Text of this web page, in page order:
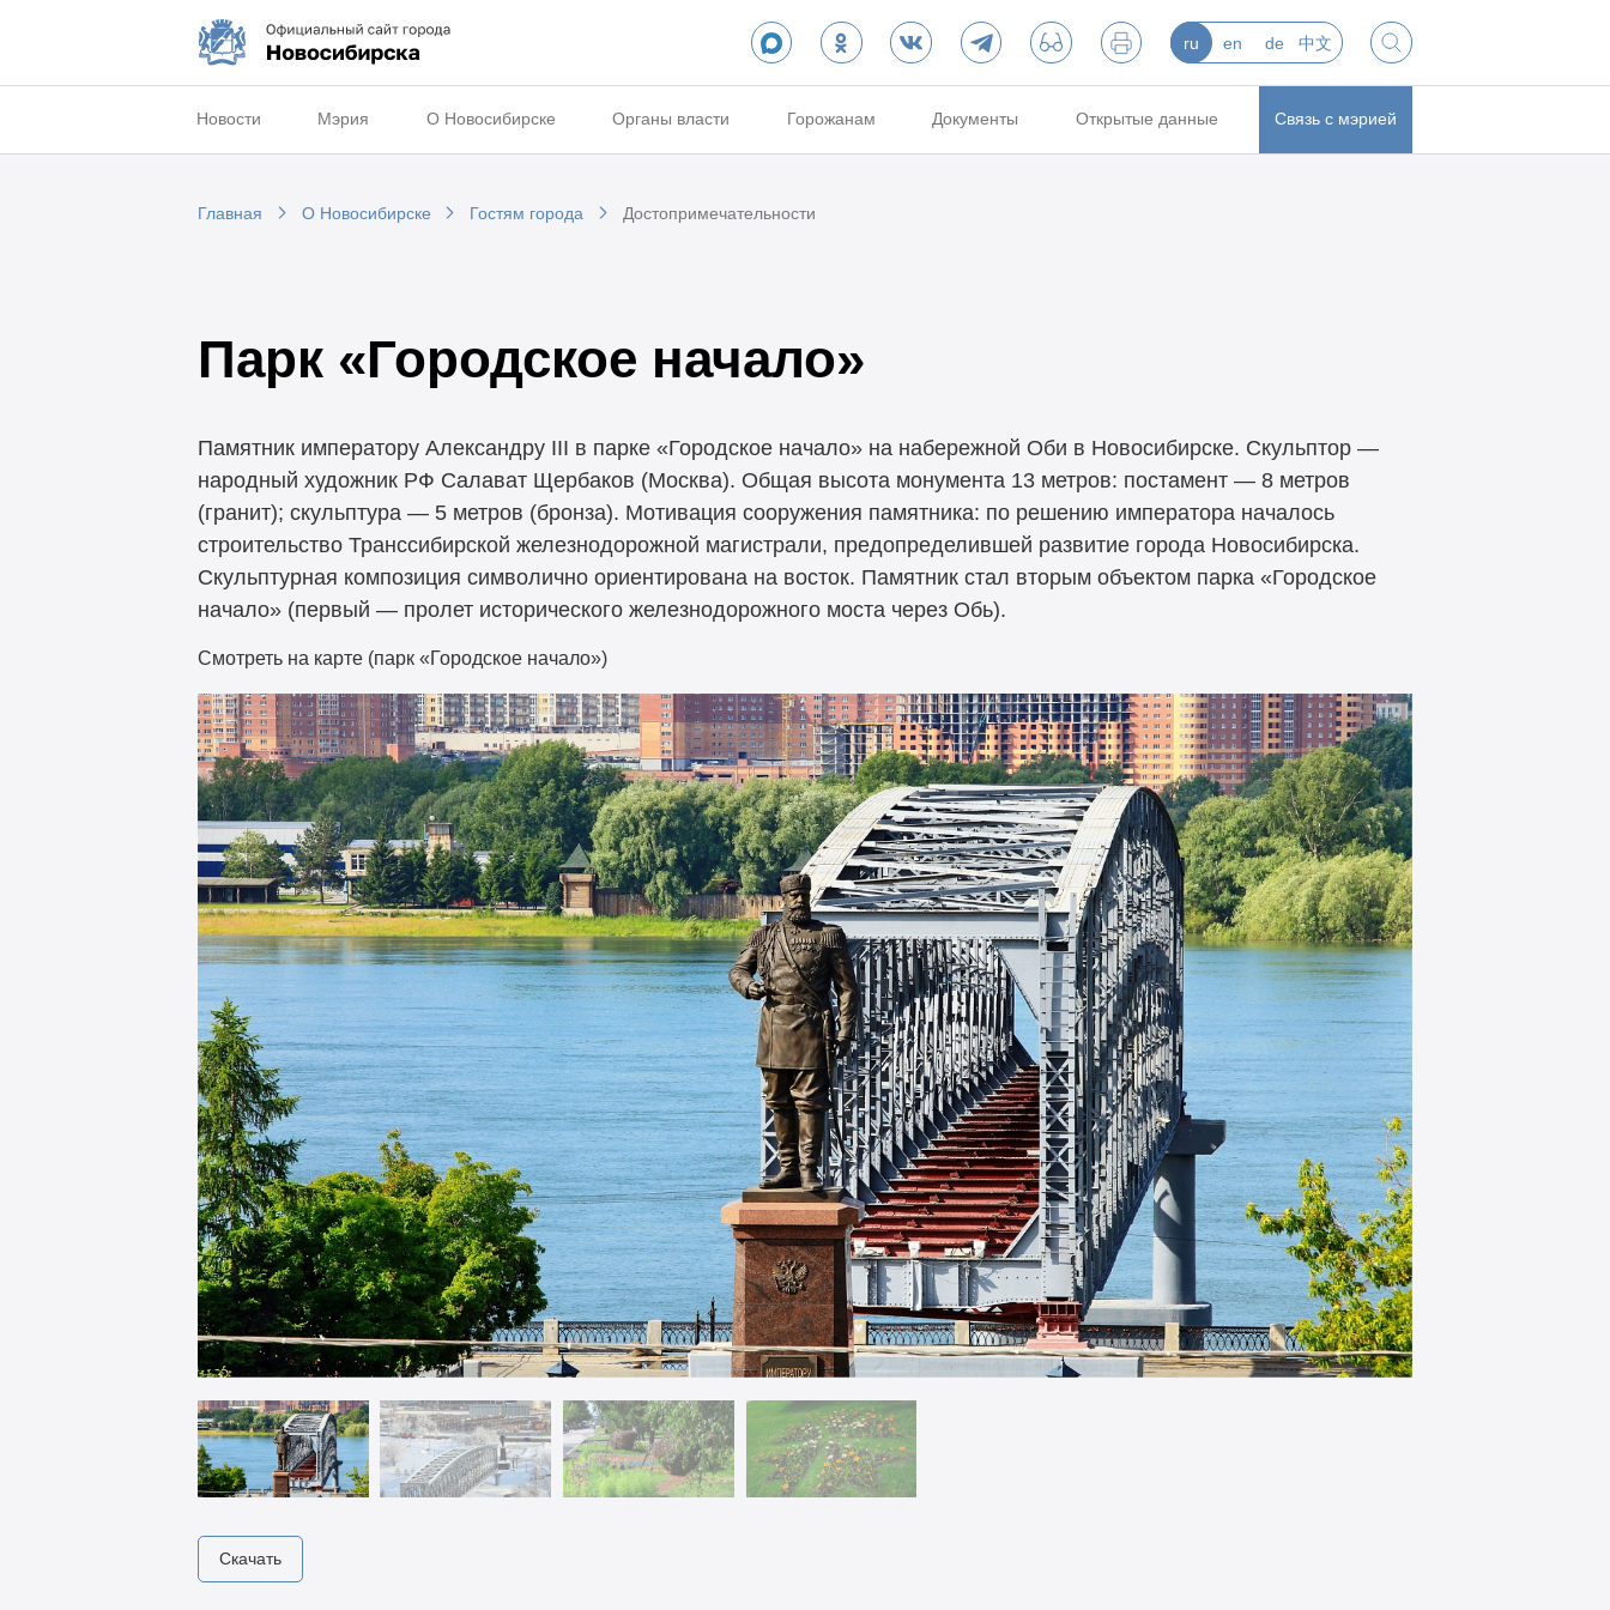
ru en de 中文
Новости Мэрия О Новосибирске Органы власти Горожанам Документы Открытые данные Связь с мэрией
Главная О Новосибирске Гостям города Достопримечательности
Парк «Городское начало»
Памятник императору Александру III в парке «Городское начало» на набережной Оби в Новосибирске. Скульптор —
народный художник РФ Салават Щербаков (Москва). Общая высота монумента 13 метров: постамент — 8 метров
(гранит); скульптура — 5 метров (бронза). Мотивация сооружения памятника: по решению императора началось
строительство Транссибирской железнодорожной магистрали, предопределившей развитие города Новосибирска.
Скульптурная композиция символично ориентирована на восток. Памятник стал вторым объектом парка «Городское
начало» (первый — пролет исторического железнодорожного моста через Обь).
Смотреть на карте (парк «Городское начало»)
Скачать